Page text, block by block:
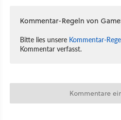
Kommentar-Regeln von
Bitte lies unsere Kommentar-
Kommentar verfasst.
Kommentare